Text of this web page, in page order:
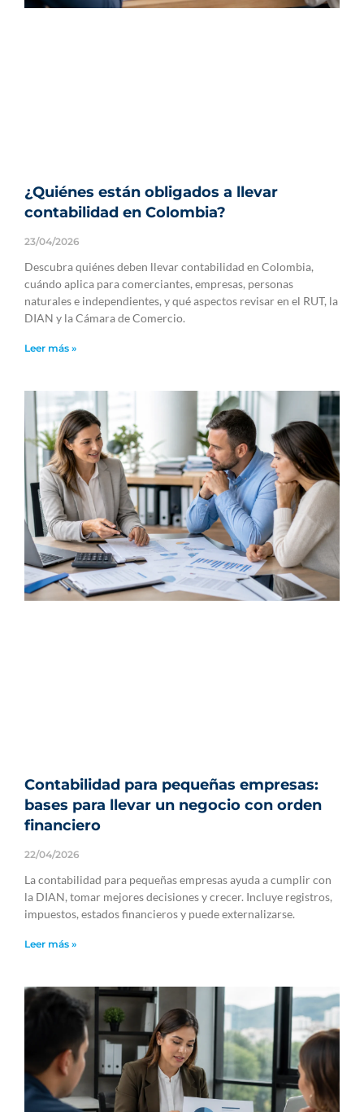
¿Quiénes están obligados a llevar
contabilidad en Colombia?
23/04/2026
Descubra quiénes deben llevar contabilidad en Colombia,
cuándo aplica para comerciantes, empresas, personas
naturales e independientes, y qué aspectos revisar en el RUT, la
DIAN y la Cámara de Comercio.
Leer más »
Contabilidad para pequeñas empresas:
bases para llevar un negocio con orden
financiero
22/04/2026
La contabilidad para pequeñas empresas ayuda a cumplir con
la DIAN, tomar mejores decisiones y crecer. Incluye registros,
impuestos, estados financieros y puede externalizarse.
Leer más »